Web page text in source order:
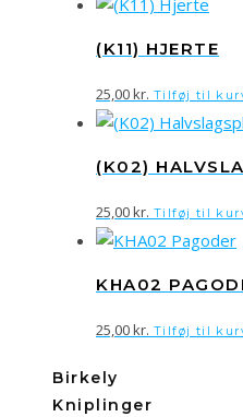
(K11) HJERTE
25,00kr. Tilføj til
(K02)
25,00kr. Tilføj til
KHA02
25,00kr. Tilføj til
Birkely
Kniplinger